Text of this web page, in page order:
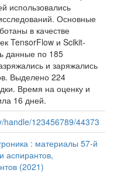
использовались
Основные
в качестве
TensorFlow и Scikit-
данные по 185
и заряжались
Выделено 224
Время на оценку и
16 дней.
handle/123456789/44373
: материалы 57-й
аспирантов,
(2021)